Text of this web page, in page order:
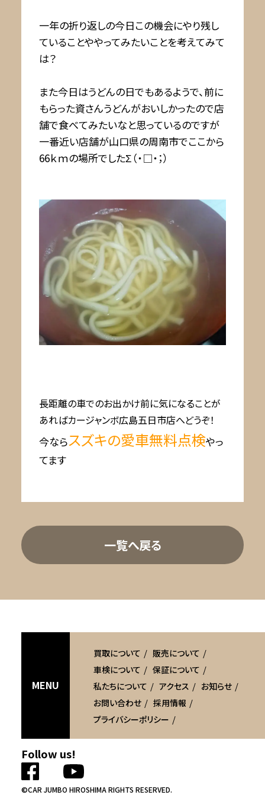
一年の折り返しの今日この機会にやり残し
ていることややってみたいことを考えてみて
は？
また今日はうどんの日でもあるようで、前に
もらった資さんうどんがおいしかったので店
舗で食べてみたいなと思っているのですが
一番近い店舗が山口県の周南市でここから
66ｋｍの場所でしたΣ（・□・；）
長距離の車でのお出かけ前に気になることが
あればカージャンボ広島五日市店へどうぞ！
今ならスズキの愛車無料点検やっ
てます
一覧へ戻る
MENU
買取について
販売について
車検について
保証について
私たちについて
アクセス
お知らせ
お問い合わせ
採用情報
プライバシーポリシー
Follow us!
©CAR JUMBO HIROSHIMA RIGHTS RESERVED.